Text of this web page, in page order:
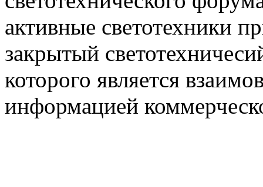
активные светотехники
закрытый
которого является
информацией